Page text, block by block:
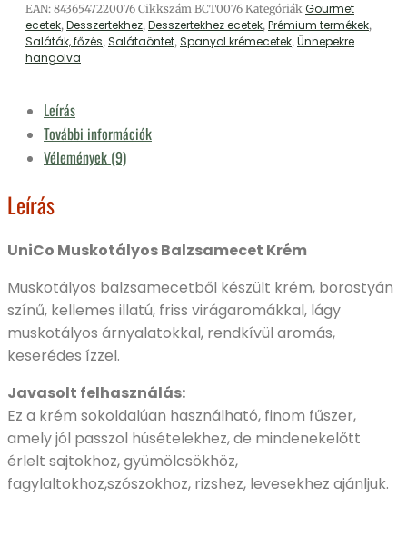
250ml
mennyiség
EAN: 8436547220076 Cikkszám BCT0076 Kategóriák Gourmet
ecetek, Desszertekhez, Desszertekhez ecetek, Prémium termékek,
Saláták, főzés, Salátaöntet, Spanyol krémecetek, Ünnepekre
hangolva
Leírás
További információk
Vélemények (9)
Leírás
UniCo Muskotályos Balzsamecet Krém
Muskotályos balzsamecetből készült krém, borostyán
színű, kellemes illatú, friss virágaromákkal, lágy
muskotályos árnyalatokkal, rendkívül aromás,
keserédes ízzel.
Javasolt felhasználás:
Ez a krém sokoldalúan használható, finom fűszer,
amely jól passzol húsételekhez, de mindenekelőtt
érlelt sajtokhoz, gyümölcsökhöz,
fagylaltokhoz,szószokhoz, rizshez, levesekhez ajánljuk.